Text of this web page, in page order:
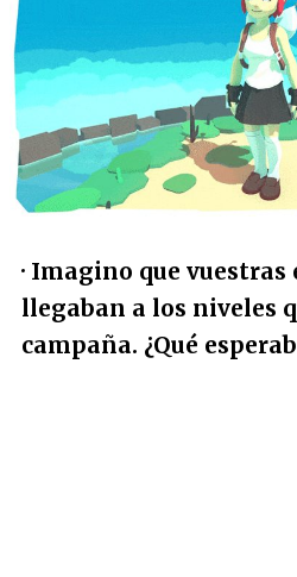
· Imagino que
llegaban a los niveles
campaña. ¿Qué